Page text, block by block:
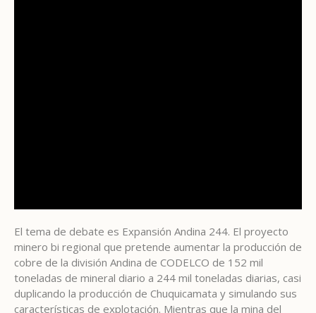
El tema de debate es Expansión Andina 244. El proyecto
minero bi regional que pretende aumentar la producción de
cobre de la división Andina de CODELCO de 152 mil
toneladas de mineral diario a 244 mil toneladas diarias, casi
duplicando la producción de Chuquicamata y simulando sus
características de explotación. Mientras que la mina del